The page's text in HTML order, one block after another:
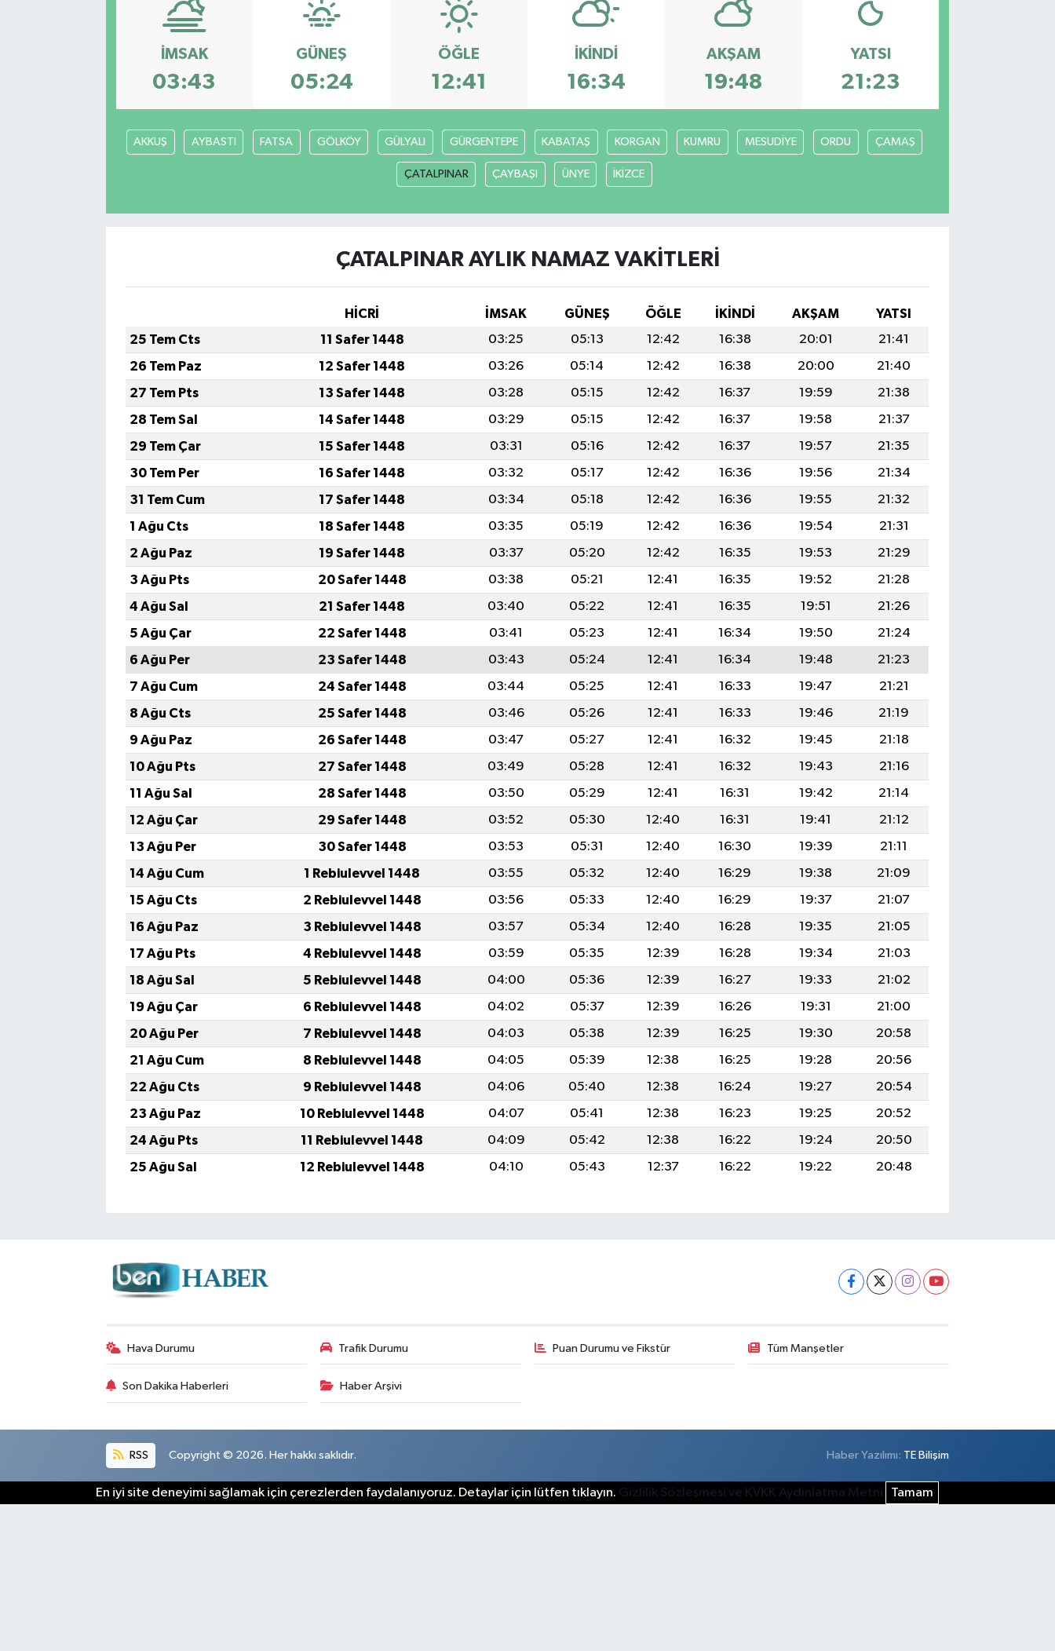
İMSAK
03:43
GÜNEŞ
05:24
ÖĞLE
12:41
İKINDI
16:34
AKŞAM
19:48
YATSI
21:23
AKKUŞ AYBASTI FATSA GÖLKÖY GÜLYALI GÜRGENTEPE KABATAŞ KORGAN KUMRU MESUDİYE ORDU ÇAMAŞ
ÇATALPINAR ÇAYBAŞI ÜNYE İKİZCE
ÇATALPINAR AYLIK NAMAZ VAKITLERI
HİCRİ İMSAK GÜNEŞ ÖĞLE İKINDI AKŞAM
YATSI
25 Tem Cts
11 Safer 1448 03:25 05:13 12:42 16:38 20:01
21:41
26 Tem Paz
12 Safer 1448 03:26 05:14 12:42 16:38 20:00
21:40
27 Tem Pts
13 Safer 1448 03:28 05:15 12:42 16:37 19:59
21:38
28 Tem Sal
14 Safer 1448 03:29 05:15 12:42 16:37 19:58
21:37
29 Tem Çar
15 Safer 1448 03:31 05:16 12:42 16:37 19:57
21:35
30 Tem Per
16 Safer 1448 03:32 05:17 12:42 16:36 19:56
21:34
31 Tem Cum
17 Safer 1448 03:34 05:18 12:42 16:36 19:55
21:32
1 Ağu Cts
18 Safer 1448 03:35 05:19 12:42 16:36 19:54
21:31
2 Ağu Paz
19 Safer 1448 03:37 05:20 12:42 16:35 19:53
21:29
3 Ağu Pts
20 Safer 1448 03:38 05:21 12:41 16:35 19:52
21:28
4 Ağu Sal
21 Safer 1448 03:40 05:22 12:41 16:35 19:51
21:26
5 Ağu Çar
22 Safer 1448 03:41 05:23 12:41 16:34 19:50
21:24
6 Ağu Per
23 Safer 1448 03:43 05:24 12:41 16:34 19:48
21:23
7 Ağu Cum
24 Safer 1448 03:44 05:25 12:41 16:33 19:47
21:21
8 Ağu Cts
25 Safer 1448 03:46 05:26 12:41 16:33 19:46
21:19
9 Ağu Paz
26 Safer 1448 03:47 05:27 12:41 16:32 19:45
21:18
10 Ağu Pts
27 Safer 1448 03:49 05:28 12:41 16:32 19:43
21:16
11 Ağu Sal
28 Safer 1448 03:50 05:29 12:41 16:31 19:42
21:14
12 Ağu Çar
29 Safer 1448 03:52 05:30 12:40 16:31 19:41
21:12
13 Ağu Per
30 Safer 1448 03:53 05:31 12:40 16:30 19:39
21:11
14 Ağu Cum
1 Rebiulevvel 1448 03:55 05:32 12:40 16:29 19:38
21:09
15 Ağu Cts
2 Rebiulevvel 1448 03:56 05:33 12:40 16:29 19:37
21:07
16 Ağu Paz
3 Rebiulevvel 1448 03:57 05:34 12:40 16:28 19:35
21:05
17 Ağu Pts
4 Rebiulevvel 1448 03:59 05:35 12:39 16:28 19:34
21:03
18 Ağu Sal
5 Rebiulevvel 1448 04:00 05:36 12:39 16:27 19:33
21:02
19 Ağu Çar
6 Rebiulevvel 1448 04:02 05:37 12:39 16:26 19:31
21:00
20 Ağu Per
7 Rebiulevvel 1448 04:03 05:38 12:39 16:25 19:30
20:58
21 Ağu Cum
8 Rebiulevvel 1448 04:05 05:39 12:38 16:25 19:28
20:56
22 Ağu Cts
9 Rebiulevvel 1448 04:06 05:40 12:38 16:24 19:27
20:54
23 Ağu Paz
10 Rebiulevvel 1448 04:07 05:41 12:38 16:23 19:25
20:52
24 Ağu Pts
11 Rebiulevvel 1448 04:09 05:42 12:38 16:22 19:24
20:50
25 Ağu Sal
12 Rebiulevvel 1448 04:10 05:43 12:37 16:22 19:22 20:48
Hava Durumu Trafik Durumu Puan Durumu ve Fikstür Tüm Manşetler
Son Dakika Haberleri Haber Arşivi
RSS Copyright © 2026. Her hakkı saklıdır. Haber Yazılımı: TE Bilişim
En iyi site deneyimi sağlamak için çerezlerden faydalanıyoruz. Detaylar için lütfen tıklayın. Gizlilik Sözleşmesi ve KVKK Aydınlatma Metni Tamam